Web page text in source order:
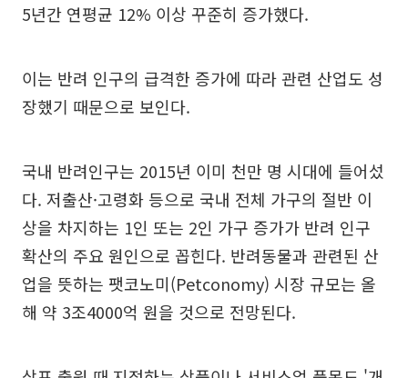
5년간 연평균 12% 이상 꾸준히 증가했다.
이는 반려 인구의 급격한 증가에 따라 관련 산업도 성
장했기 때문으로 보인다.
국내 반려인구는 2015년 이미 천만 명 시대에 들어섰
다. 저출산·고령화 등으로 국내 전체 가구의 절반 이
상을 차지하는 1인 또는 2인 가구 증가가 반려 인구
확산의 주요 원인으로 꼽힌다. 반려동물과 관련된 산
업을 뜻하는 팻코노미(Petconomy) 시장 규모는 올
해 약 3조4000억 원을 것으로 전망된다.